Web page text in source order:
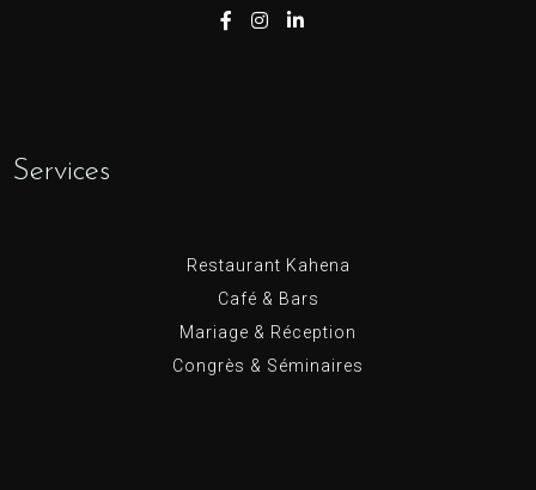
Services
Restaurant Kahena
Café & Bars
Mariage & Réception
Congrès & Séminaires